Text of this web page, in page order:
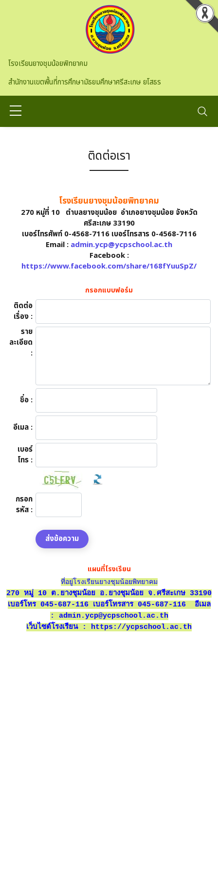
โรงเรียนยางชุมน้อยพิทยาคม
สำนักงานเขตพื้นที่การศึกษามัธยมศึกษาศรีสะเกษ ยโสธร
ติดต่อเรา
โรงเรียนยางชุมน้อยพิทยาคม
270 หมู่ที่ 10 ตำบลยางชุมน้อย อำเภอยางชุมน้อย จังหวัด
ศรีสะเกษ 33190
เบอร์โทรศัพท์ 0-4568-7116 เบอร์โทรสาร 0-4568-7116
Email : admin.ycp@ycpschool.ac.th
Facebook :
https://www.facebook.com/share/168fYuuSpZ/
กรอกแบบฟอร์ม
ติดต่อ
เรื่อง :
ราย
ละเอียด
:
ชื่อ :
อีเมล :
เบอร์
โทร :
กรอก
รหัส :
แผนที่โรงเรียน
ที่อยู่โรงเรียนยางชุมน้อยพิทยาคม
270 หมู่ 10 ต.ยางชุมน้อย อ.ยางชุมน้อย จ.ศรีสะเกษ 33190
เบอร์โทร 045-687-116 เบอร์โทรสาร 045-687-116 อีเมล
: admin.ycp@ycpschool.ac.th
เว็บไซต์โรงเรียน : https://ycpschool.ac.th